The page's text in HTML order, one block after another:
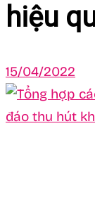
hiệu
15/04/2022